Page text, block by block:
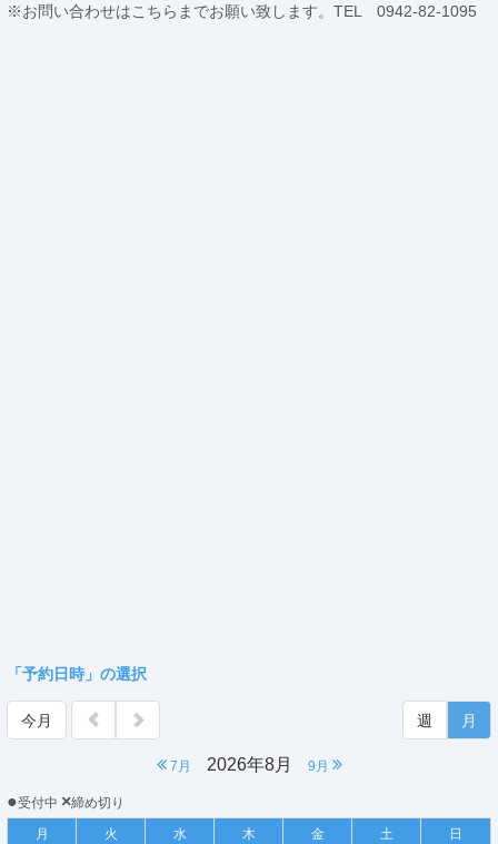
※お問い合わせはこちらまでお願い致します。TEL 0942-82-1095
「予約日時」の選択
今月
7月 2026年8月 9月
週 月
●受付中 ×締め切り
月
火 水 木 金 土 日